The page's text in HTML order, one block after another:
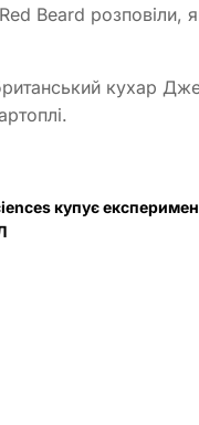
Beard розповіли,
кухар
купує